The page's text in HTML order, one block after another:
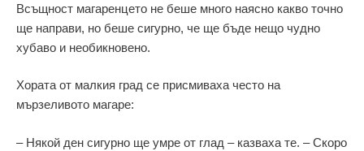
Всъщност магаренцето не беше много наясно какво точно
ще направи, но беше сигурно, че ще бъде нещо чудно
хубаво и необикновено.
Хората от малкия град се присмиваха често на
мързеливото магаре:
– Някой ден сигурно ще умре от глад – казваха те. – Скоро